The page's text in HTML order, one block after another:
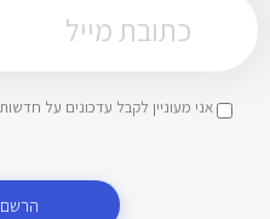
אני מעוניין לקבל עדכונים על
הרשם